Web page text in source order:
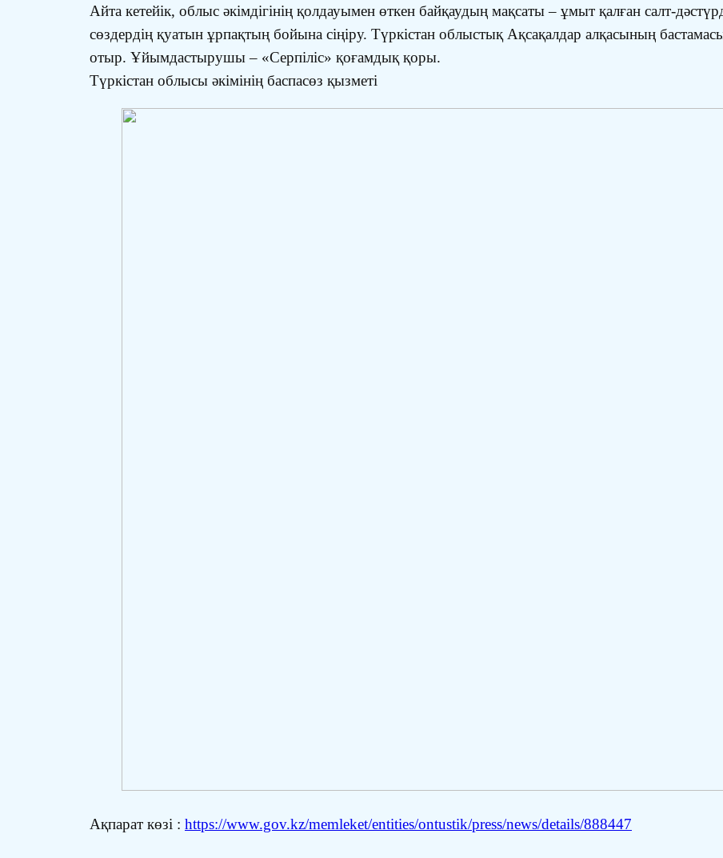
Айта кетейік, облыс әкімдігінің қолдауымен өткен байқаудың мақсаты – ұмыт қалған салт-
сөздердің қуатын ұрпақтың бойына сіңіру. Түркістан облыстық Ақсақалдар алқасының
отыр. Ұйымдастырушы – «Серпіліс» қоғамдық қоры.
Түркістан облысы әкімінің баспасөз қызметі
Ақпарат көзі : https://www.gov.kz/memleket/entities/ontustik/press/news/details/888447